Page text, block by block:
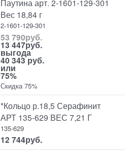
Паутина арт. 2-1601-129-301
Вес 18,84 г
2-1601-129-301
53 790руб.
13 447руб.
выгода
40 343 руб.
или
75%
Скидка 75%
*Кольцо р.18,5 Серафинит
АРТ 135-629 ВЕС 7,21 Г
135-629
12 744руб.